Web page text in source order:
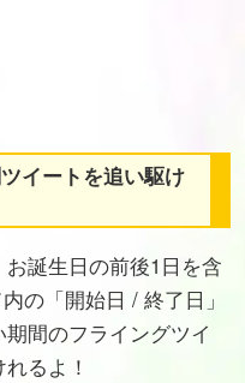
イートを追い駆け
誕生日の前後1日を含
の「開始日 / 終了日」
間のフライングツイ
るよ！